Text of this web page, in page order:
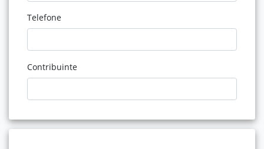
Telefone
Contribuinte